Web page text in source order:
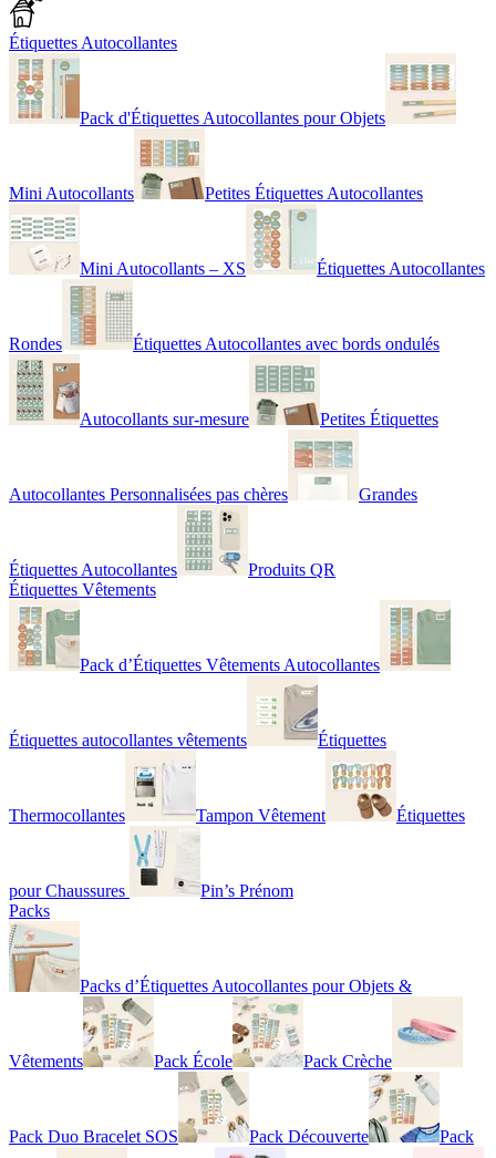
Étiquettes Autocollantes
Pack d'Étiquettes Autocollantes pour Objets
Mini Autocollants Petites Étiquettes Autocollantes
Mini Autocollants – XS Étiquettes Autocollantes
Rondes Étiquettes Autocollantes avec bords ondulés
Autocollants sur-mesure Petites Étiquettes
Autocollantes Personnalisées pas chères Grandes
Étiquettes Autocollantes
Produits QR
Étiquettes Vêtements
Pack d’Étiquettes Vêtements Autocollantes
Étiquettes autocollantes vêtements Étiquettes
Thermocollantes Tampon Vêtement Étiquettes
pour Chaussures
Pin’s Prénom
Packs
Packs d’Étiquettes Autocollantes pour Objets &
Vêtements Pack École Pack Crèche
Pack Duo Bracelet SOS Pack Découverte Pack